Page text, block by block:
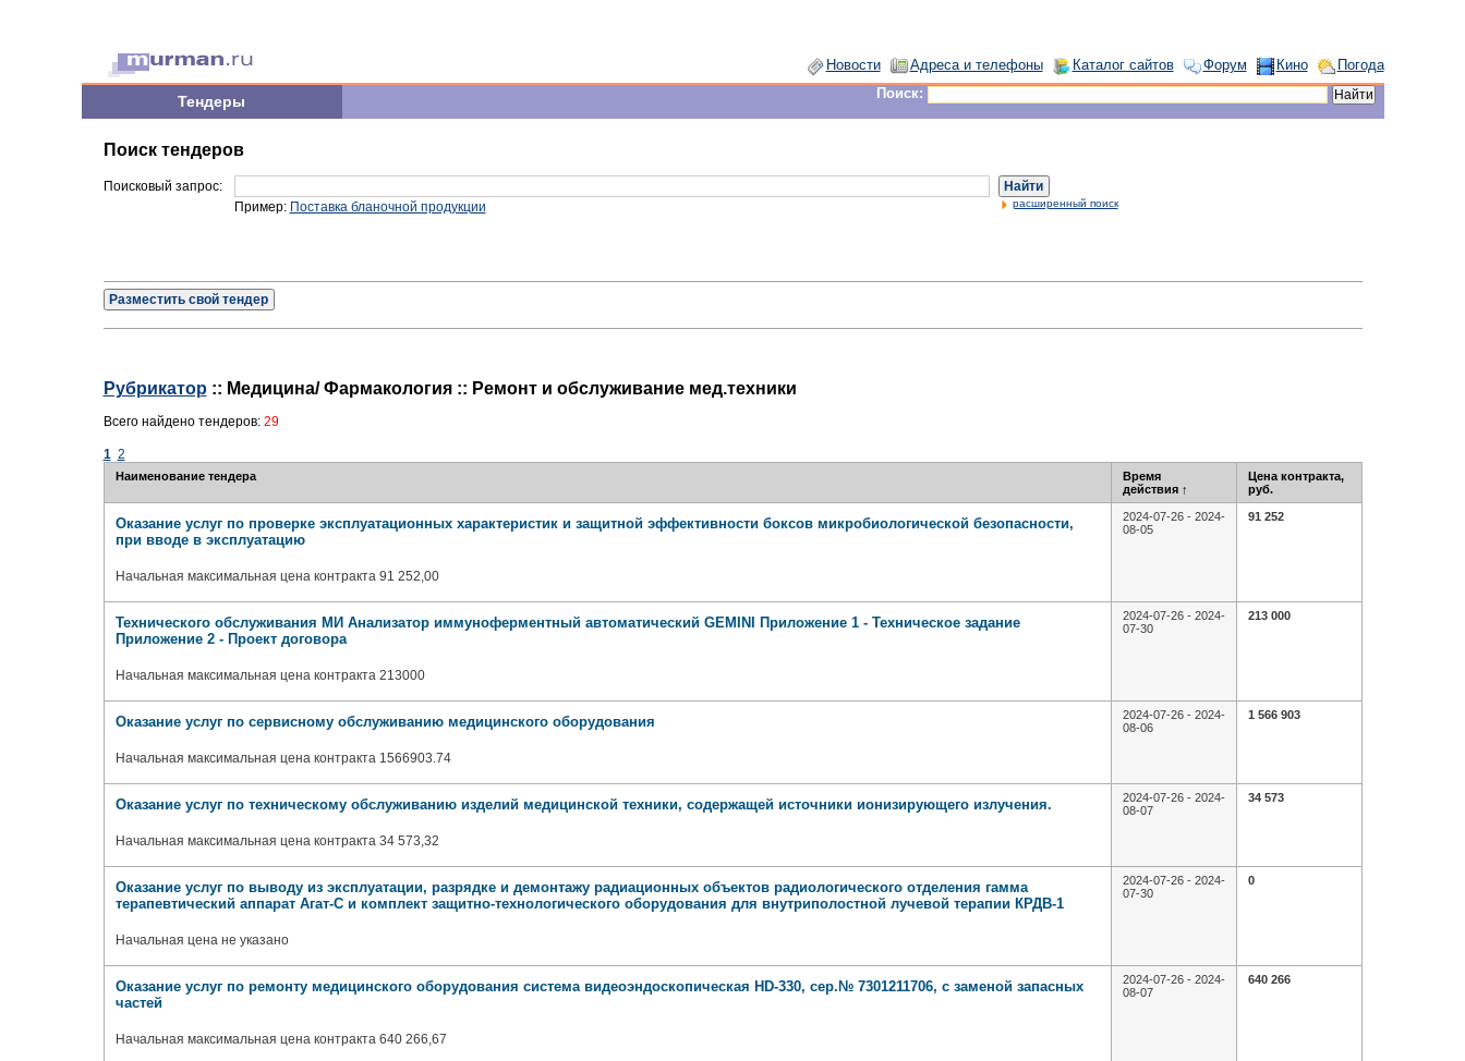
Новости Адреса и телефоны Каталог сайтов Форум Кино Погода
Тендеры Поиск:
Поиск тендеров
Поисковый запрос:
Найти
Пример: Поставка бланочной продукции расширенный поиск
Разместить свой тендер
Рубрикатор:: Медицина/ Фармакология :: Ремонт и обслуживание мед.техники
Всего найдено тендеров:29
1 2
Наименование тендера
Время
действия ↑
Цена контракта,
руб.
Оказание услуг по проверке эксплуатационных характеристик и защитной эффективности боксов микробиологической безопасности,
при вводе в эксплуатацию
Начальная максимальная цена контракта 91 252,00
2024-07-26 - 2024-
08-05
91 252
Технического обслуживания МИ Анализатор иммуноферментный автоматический GEMINI Приложение 1 - Техническое задание
Приложение 2 - Проект договора
Начальная максимальная цена контракта 213000
2024-07-26 - 2024-
07-30
213 000
Оказание услуг по сервисному обслуживанию медицинского оборудования
Начальная максимальная цена контракта 1566903.74
2024-07-26 - 2024-
08-06
1 566 903
Оказание услуг по техническому обслуживанию изделий медицинской техники, содержащей источники ионизирующего излучения.
Начальная максимальная цена контракта 34 573,32
2024-07-26 - 2024-
08-07
34 573
Оказание услуг по выводу из эксплуатации, разрядке и демонтажу радиационных объектов радиологического отделения гамма
терапевтический аппарат Агат-С и комплект защитно-технологического оборудования для внутриполостной лучевой терапии КРДВ-1
Начальная цена не указано
2024-07-26 - 2024-
07-30
0
Оказание услуг по ремонту медицинского оборудования система видеоэндоскопическая HD-330, сер.№ 7301211706, с заменой запасных
частей
Начальная максимальная цена контракта 640 266,67
2024-07-26 - 2024-
08-07
640 266